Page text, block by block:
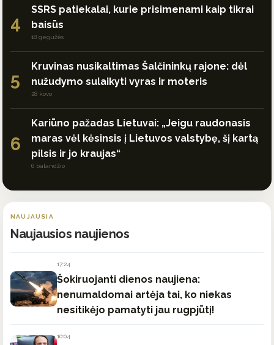
4
SSRS patiekalai, kurie prisimenami kaip tikrai
baisūs
18 gegužės
5
Kruvinas nusikaltimas Šalčininkų rajone: dėl
nužudymo sulaikyti vyras ir moteris
28 kovo
6
Kariūno pažadas Lietuvai: „Jeigu raudonasis
maras vėl kėsinsis į Lietuvos valstybę, šį kartą
pilsis ir jo kraujas“
6 balandžio
NAUJAUSIA
Naujausios naujienos
17:24
Šokiruojanti dienos naujiena:
nenumaldomai artėja tai, ko niekas
nesitikėjo pamatyti jau rugpjūtį!
10:04